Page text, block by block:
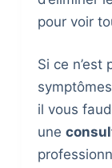
pour voir
Si ce n’est
il vous
une